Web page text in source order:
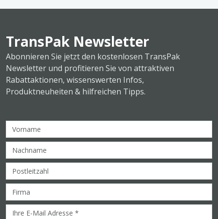
TransPak Newsletter
Abonnieren Sie jetzt den kostenlosen TransPak
Newsletter und profitieren Sie von attraktiven
Rabattaktionen, wissenswerten Infos,
Produktneuheiten & hilfreichen Tipps.